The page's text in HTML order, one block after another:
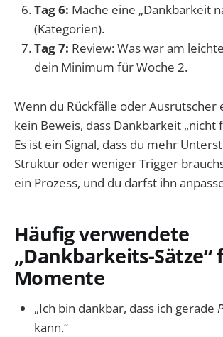
Tag 6: Mache eine „Dankbarkeit
(Kategorien).
Tag 7: Review: Was war am
dein Minimum für Woche 2.
Wenn du Rückfälle oder Ausrutscher
kein Beweis, dass Dankbarkeit „nicht
Es ist ein Signal, dass du mehr
Struktur oder weniger Trigger
ein Prozess, und du darfst ihn
Häufig verwendete
„Dankbarkeits-
Momente
„Ich bin dankbar, dass ich gerade
kann.“